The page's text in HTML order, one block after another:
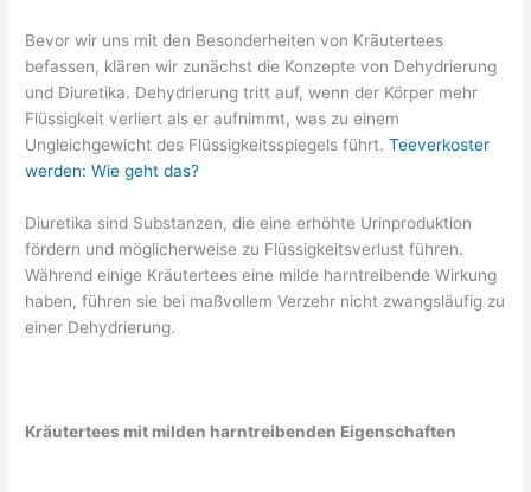
Bevor wir uns mit den Besonderheiten von Kräutertees
befassen, klären wir zunächst die Konzepte von Dehydrierung
und Diuretika. Dehydrierung tritt auf, wenn der Körper mehr
Flüssigkeit verliert als er aufnimmt, was zu einem
Ungleichgewicht des Flüssigkeitsspiegels führt.Teeverkoster
werden: Wie geht das?
Diuretika sind Substanzen, die eine erhöhte Urinproduktion
fördern und möglicherweise zu Flüssigkeitsverlust führen.
Während einige Kräutertees eine milde harntreibende Wirkung
haben, führen sie bei maßvollem Verzehr nicht zwangsläufig zu
einer Dehydrierung.
Kräutertees mit milden harntreibenden Eigenschaften